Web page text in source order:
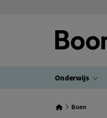
Onderwijs
Boen